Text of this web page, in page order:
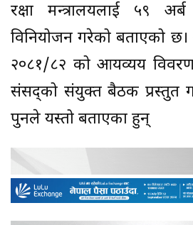
रक्षा मन्त्रालयलाई ५९
विनियोजन गरेको बताएको
२०८१/८२ को आयव्यय
संसद्को संयुक्त बैठक प्रस्तुत
पुनले यस्तो बताएका हुन्